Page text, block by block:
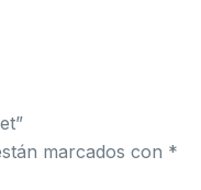
marcados con *